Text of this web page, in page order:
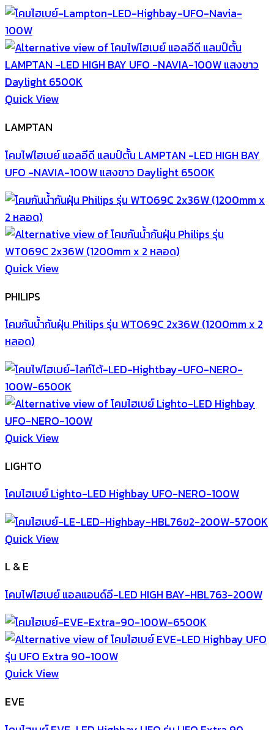
Quick View
LAMPTAN
โคมไฟไฮเบย์ แอลอีดี แลมป์ตั้น LAMPTAN -LED HIGH BAY
UFO -NAVIA-100W แสงขาว Daylight 6500K
Quick View
PHILIPS
โคมกันน้ำกันฝุ่น Philips รุ่น WT069C 2x36W (1200mm x 2
หลอด)
Quick View
LIGHTO
โคมไฮเบย์ Lighto-LED Highbay UFO-NERO-100W
Quick View
L & E
โคมไฟไฮเบย์ แอลแอนด์อี-LED HIGH BAY-HBL763-200W
Quick View
EVE